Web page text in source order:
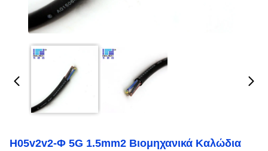
H05v2v2-Φ 5G 1.5mm2 Βιομηχανικά Καλώδια